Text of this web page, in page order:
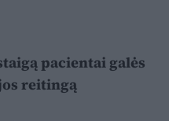
pacientai galės
reitingą